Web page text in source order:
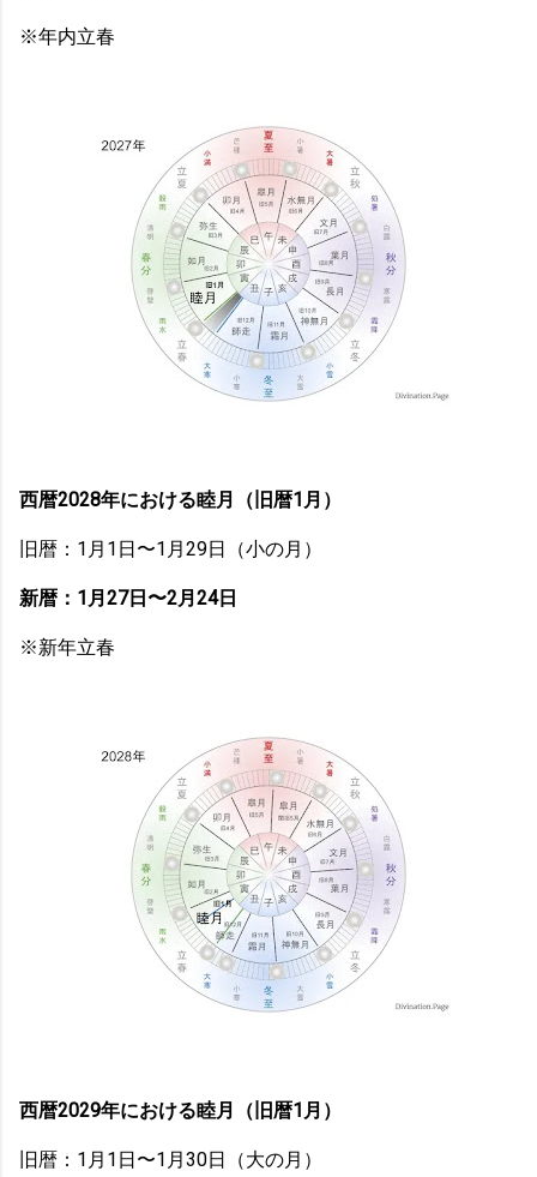
※年内立春
西暦2028年における睦月（旧暦1月）
旧暦：1月1日〜1月29日（小の月）
新暦：1月27日〜2月24日
※新年立春
西暦2029年における睦月（旧暦1月）
旧暦：1月1日〜1月30日（大の月）